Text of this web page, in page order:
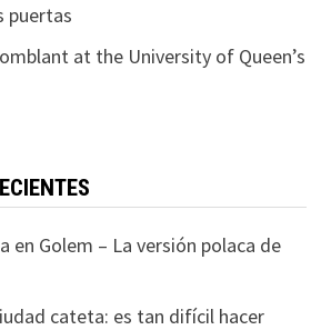
puertas
at the University of Queen’s
en Golem – La versión polaca de
cateta: es tan difícil hacer